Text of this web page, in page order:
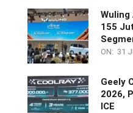
Wuling
155
ON: 31
Geely
2026,
ICE